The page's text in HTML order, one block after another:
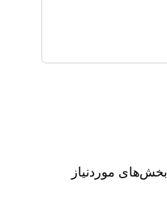
بخش‌های موردنیاز